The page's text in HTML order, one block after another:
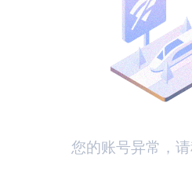
您的账号异常，